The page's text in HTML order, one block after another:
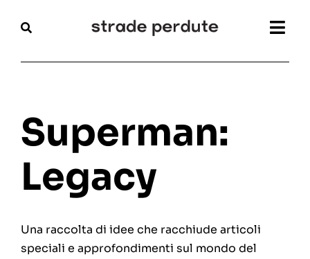
Magazine
Recensioni
Interviste
Festival
Superman:
Legacy
Una raccolta di idee che racchiude articoli
speciali e approfondimenti sul mondo del